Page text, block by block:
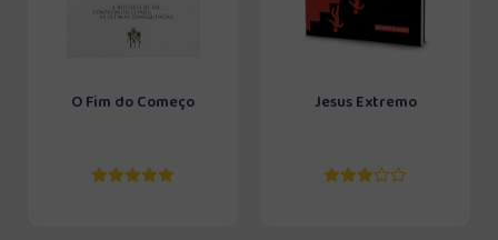
O Fim do Começo Jesus Extremo